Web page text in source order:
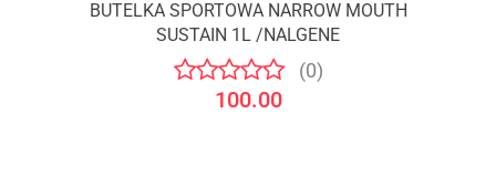
BUTELKA SPORTOWA NARROW MOUTH
SUSTAIN 1L /NALGENE
(0)
100.00